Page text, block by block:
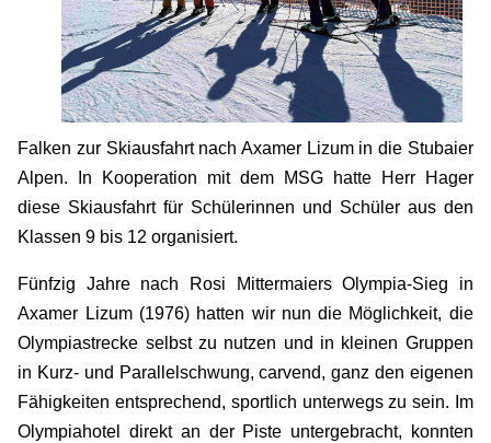
Falken zur Skiausfahrt nach Axamer Lizum in die Stubaier
Alpen. In Kooperation mit dem MSG hatte Herr Hager
diese Skiausfahrt für Schülerinnen und Schüler aus den
Klassen 9 bis 12 organisiert.
Fünfzig Jahre nach Rosi Mittermaiers Olympia-Sieg in
Axamer Lizum (1976) hatten wir nun die Möglichkeit, die
Olympiastrecke selbst zu nutzen und in kleinen Gruppen
in Kurz- und Parallelschwung, carvend, ganz den eigenen
Fähigkeiten entsprechend, sportlich unterwegs zu sein. Im
Olympiahotel direkt an der Piste untergebracht, konnten